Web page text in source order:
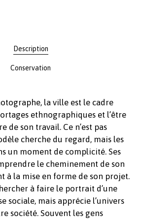
Description
Conservation
la ville est le cadre
ethnographiques et l’être
de son travail. Ce n’est pas
cherche du regard, mais les
un moment de complicité. Ses
le cheminement de son
à la mise en forme de son projet.
à faire le portrait d’une
sociale, mais apprécie l’univers
société. Souvent les gens